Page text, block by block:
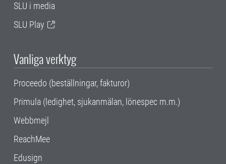
SLU i media
SLU Play
Vanliga verktyg
Proceedo (beställningar, fakturor)
Primula (ledighet, sjukanmälan, lönespec m.m.)
Webbmejl
ReachMee
Edusign